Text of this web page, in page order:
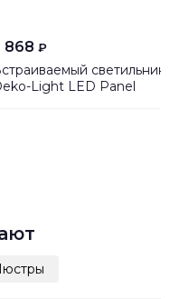
868 ₽
светильник
Light LED Panel